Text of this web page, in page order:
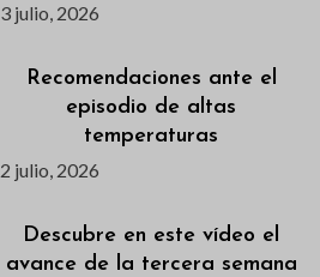
3 julio, 2026
Recomendaciones ante el
episodio de altas
temperaturas
2 julio, 2026
Descubre en este vídeo el
avance de la tercera semana